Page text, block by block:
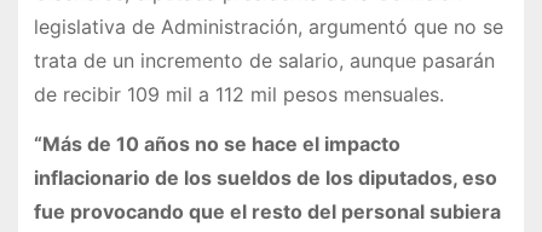
legislativa de Administración, argumentó que no se
trata de un incremento de salario, aunque pasarán
de recibir 109 mil a 112 mil pesos mensuales.
“Más de 10 años no se hace el impacto
inflacionario de los sueldos de los diputados, eso
fue provocando que el resto del personal subiera